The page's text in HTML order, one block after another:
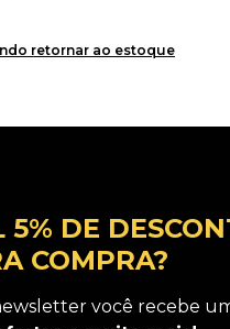
retornar ao estoque
5% DE
COMPRA?
você recebe